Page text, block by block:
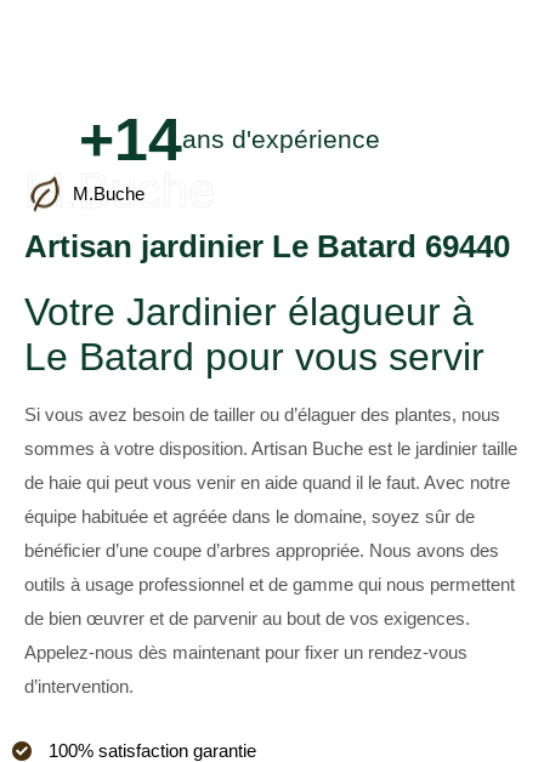
+14ans d'expérience
M.Buche
M.Buche
Artisan jardinier Le Batard 69440
Votre Jardinier élagueur à
Le Batard pour vous servir
Si vous avez besoin de tailler ou d’élaguer des plantes, nous
sommes à votre disposition. Artisan Buche est le jardinier taille
de haie qui peut vous venir en aide quand il le faut. Avec notre
équipe habituée et agréée dans le domaine, soyez sûr de
bénéficier d’une coupe d’arbres appropriée. Nous avons des
outils à usage professionnel et de gamme qui nous permettent
de bien œuvrer et de parvenir au bout de vos exigences.
Appelez-nous dès maintenant pour fixer un rendez-vous
d’intervention.
100% satisfaction garantie